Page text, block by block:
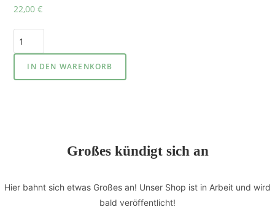
22,00€
IN DEN WARENKORB
Großes kündigt sich an
Hier bahnt sich etwas Großes an! Unser Shop ist in Arbeit und wird
bald veröffentlicht!